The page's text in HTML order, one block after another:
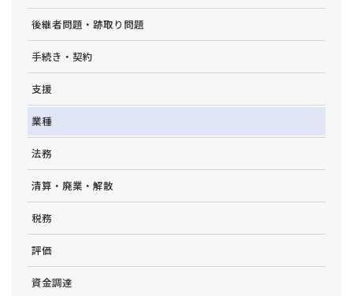
後継者問題・跡取り問題
手続き・契約
支援
業種
法務
清算・廃業・解散
税務
評価
資金調達